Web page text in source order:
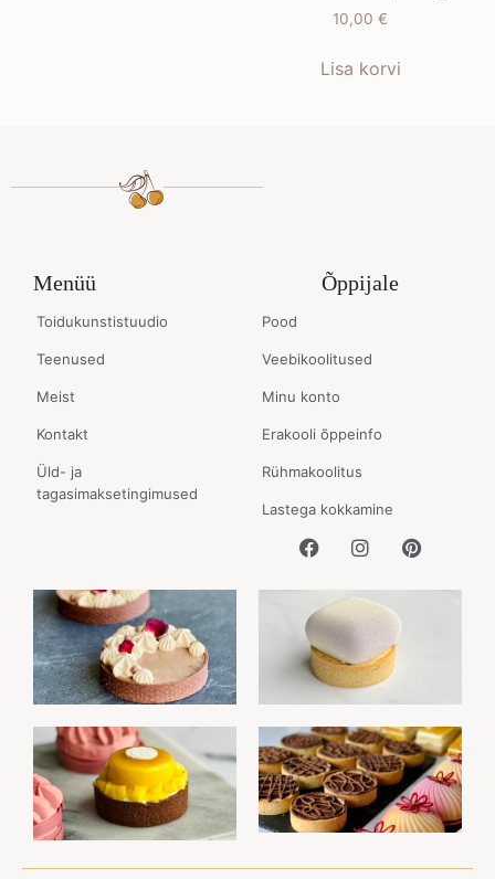
10,00 €
Lisa korvi
Menüü
Toidukunstistuudio
Teenused
Meist
Kontakt
Üld- ja
tagasimaksetingimused
Õppijale
Pood
Veebikoolitused
Minu konto
Erakooli õppeinfo
Rühmakoolitus
Lastega kokkamine